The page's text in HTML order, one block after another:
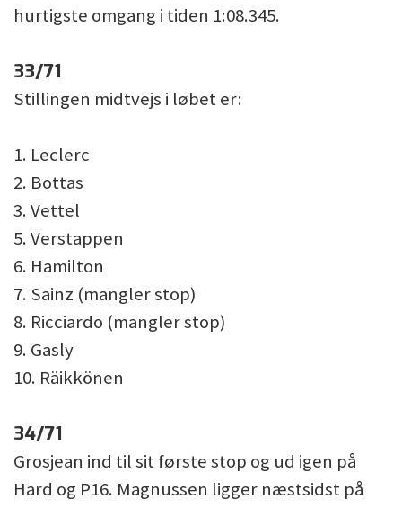
hurtigste omgang i tiden 1:08.345.
33/71
Stillingen midtvejs i løbet er:
1. Leclerc
2. Bottas
3. Vettel
5. Verstappen
6. Hamilton
7. Sainz (mangler stop)
8. Ricciardo (mangler stop)
9. Gasly
10. Räikkönen
34/71
Grosjean ind til sit første stop og ud igen på
Hard og P16. Magnussen ligger næstsidst på